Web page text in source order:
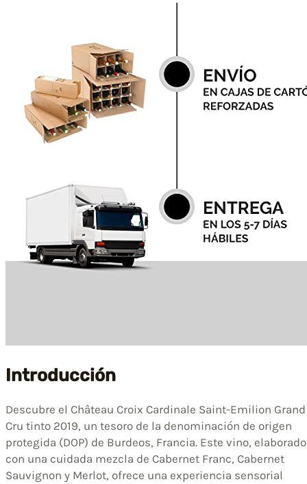
Introducción
Descubre el Château Croix Cardinale Saint-Emilion Grand
Cru tinto 2019, un tesoro de la denominación de origen
protegida (DOP) de Burdeos, Francia. Este vino, elaborado
con una cuidada mezcla de Cabernet Franc, Cabernet
Sauvignon y Merlot, ofrece una experiencia sensorial